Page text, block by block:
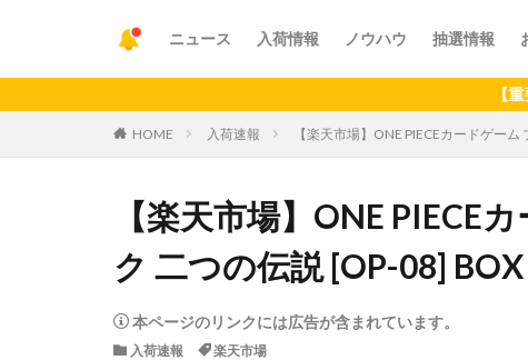
ニュース 入荷情報 ノウハウ 抽選情報
【重要】アプ
HOME 入荷速報 【楽天市場】ONE PIECEカードゲー
【楽天市場】ONE PIECE
ク 二つの伝説 [OP-08] BOX
本ページのリンクには広告が含まれています。
入荷速報 楽天市場